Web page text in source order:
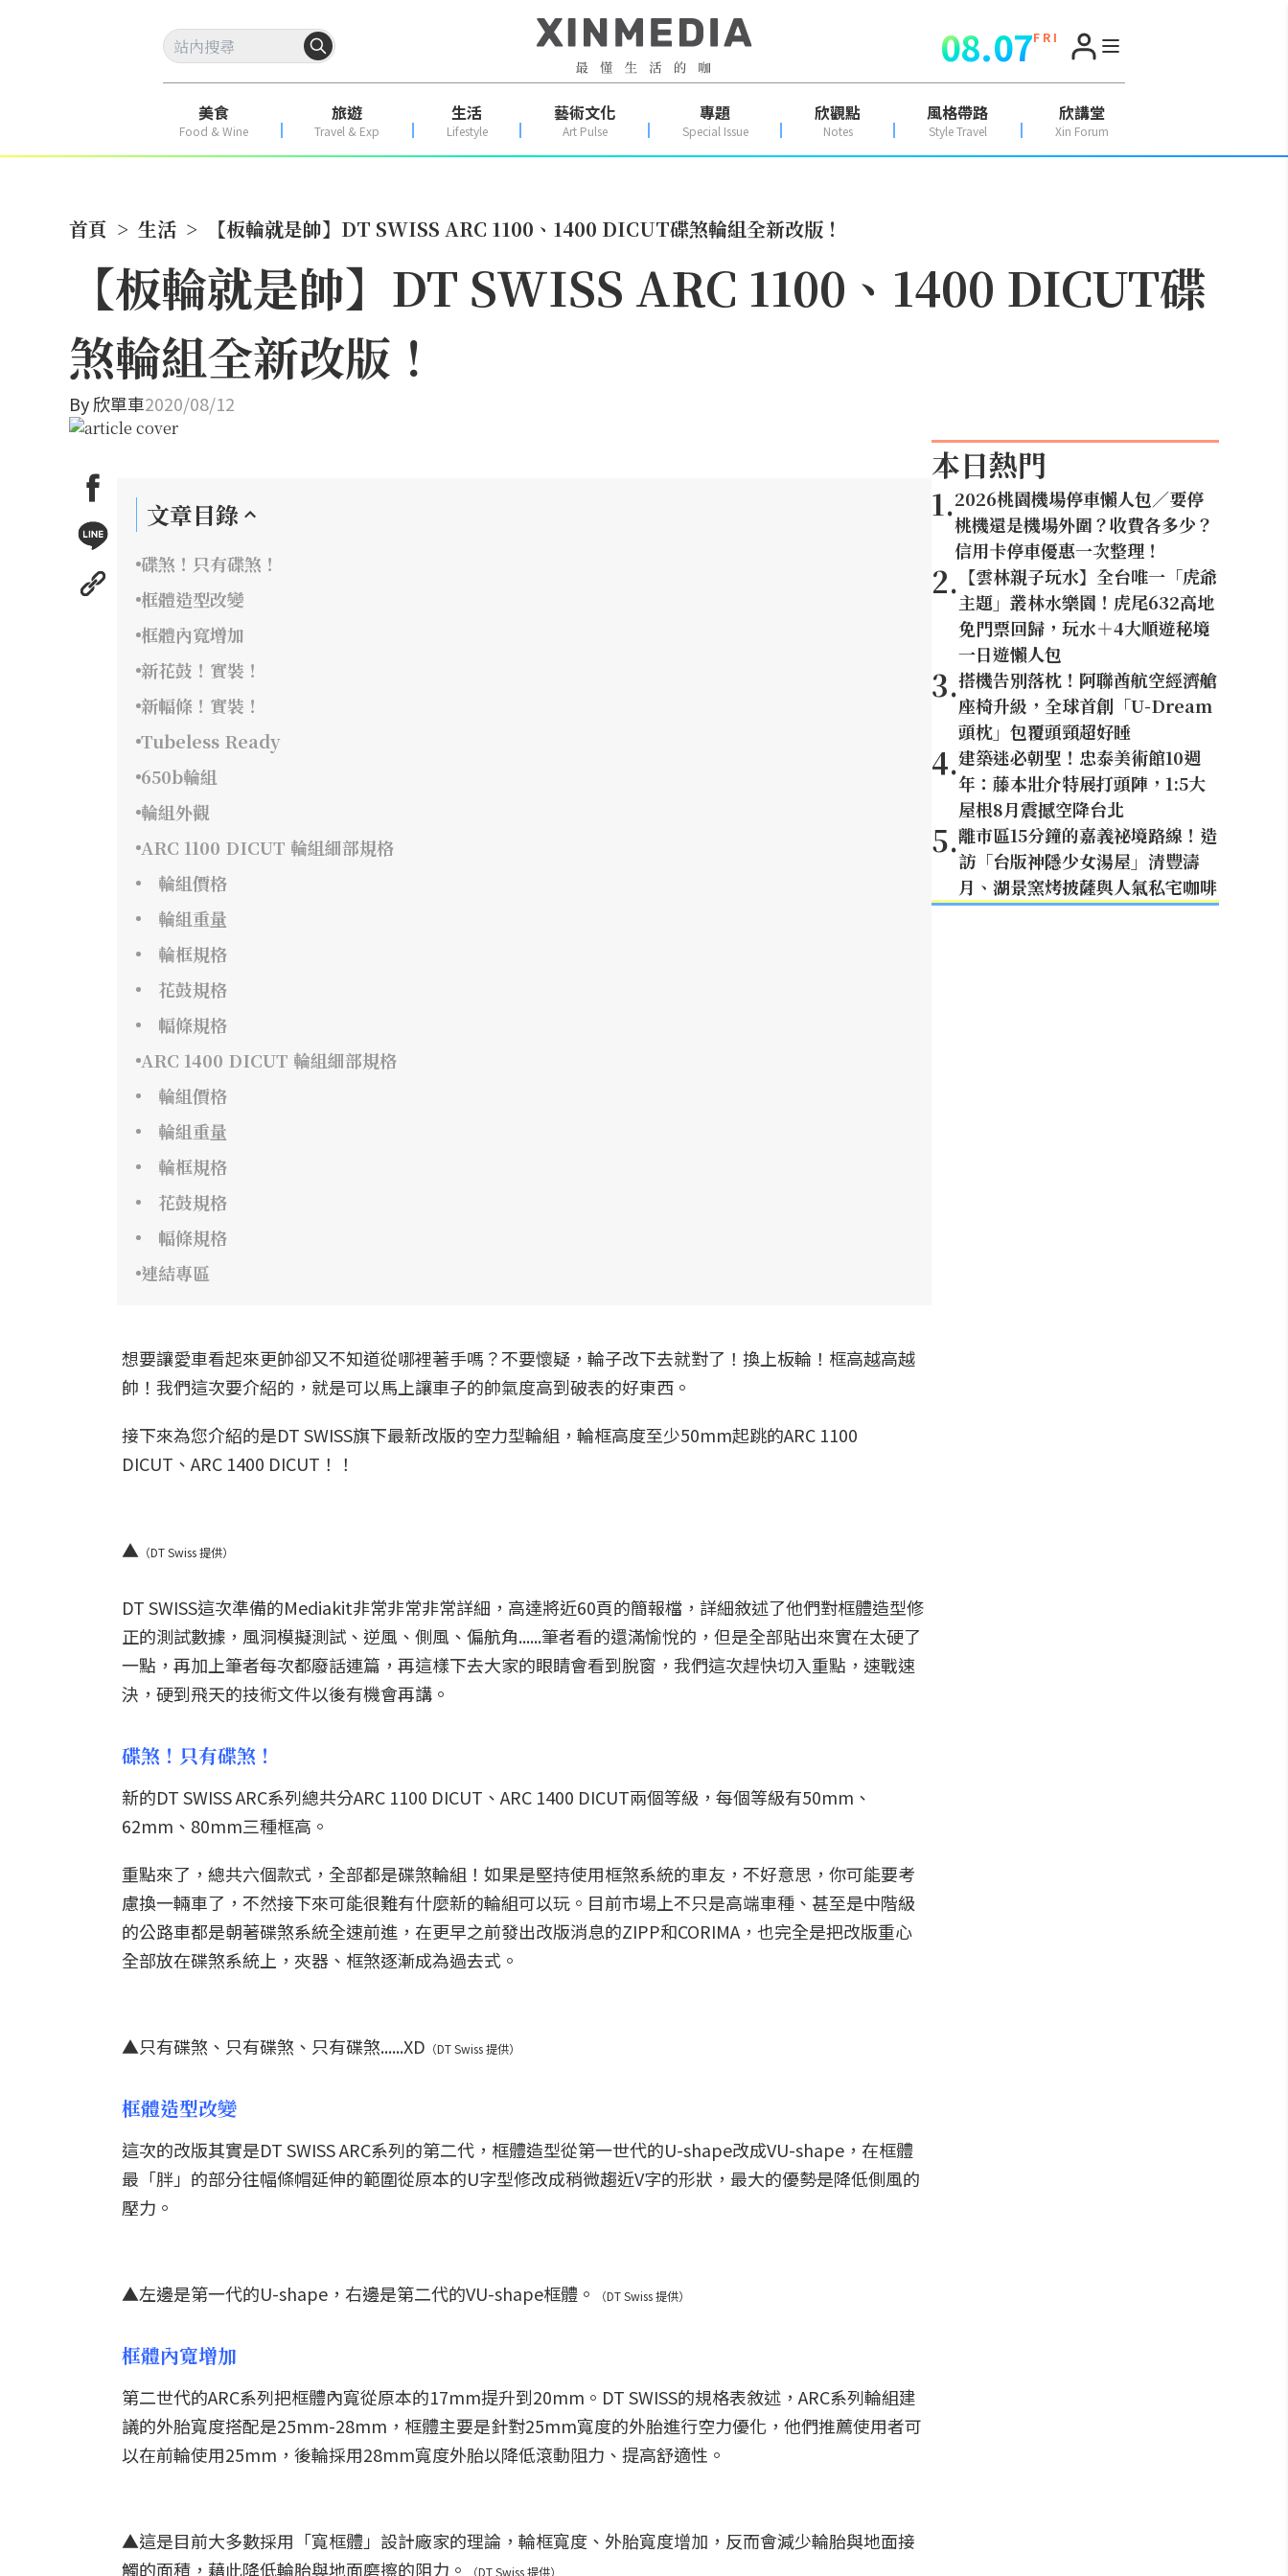
08.07F R I
美食
Food & Wine
旅遊
Travel & Exp
生活
Lifestyle
藝術文化
Art Pulse
專題
Special Issue
欣觀點
Notes
風格帶路
Style Travel
欣講堂
Xin Forum
首頁 > 生活 > 【板輪就是帥】DT SWISS ARC 1100、1400 DICUT碟煞輪組全新改版！
【板輪就是帥】DT SWISS ARC 1100、1400 DICUT碟
煞輪組全新改版！
By欣單車2020/08/12
文章目錄
碟煞！只有碟煞！
框體造型改變
框體內寬增加
新花鼓！實裝！
新幅條！實裝！
Tubeless Ready
650b輪組
輪組外觀
ARC 1100 DICUT 輪組細部規格
輪組價格
輪組重量
輪框規格
花鼓規格
幅條規格
ARC 1400 DICUT 輪組細部規格
輪組價格
輪組重量
輪框規格
花鼓規格
幅條規格
連結專區
想要讓愛車看起來更帥卻又不知道從哪裡著手嗎？不要懷疑，輪子改下去就對了！換上板輪！框高越高越
帥！我們這次要介紹的，就是可以馬上讓車子的帥氣度高到破表的好東西。
接下來為您介紹的是DT SWISS旗下最新改版的空力型輪組，輪框高度至少50mm起跳的ARC 1100
DICUT、ARC 1400 DICUT！！
▲ （DT Swiss 提供）
DT SWISS這次準備的Mediakit非常非常非常詳細，高達將近60頁的簡報檔，詳細敘述了他們對框體造型修
正的測試數據，風洞模擬測試、逆風、側風、偏航角......筆者看的還滿愉悅的，但是全部貼出來實在太硬了
一點，再加上筆者每次都廢話連篇，再這樣下去大家的眼睛會看到脫窗，我們這次趕快切入重點，速戰速
決，硬到飛天的技術文件以後有機會再講。
碟煞！只有碟煞！
新的DT SWISS ARC系列總共分ARC 1100 DICUT、ARC 1400 DICUT兩個等級，每個等級有50mm、
62mm、80mm三種框高。
重點來了，總共六個款式，全部都是碟煞輪組！如果是堅持使用框煞系統的車友，不好意思，你可能要考
慮換一輛車了，不然接下來可能很難有什麼新的輪組可以玩。目前市場上不只是高端車種、甚至是中階級
的公路車都是朝著碟煞系統全速前進，在更早之前發出改版消息的ZIPP和CORIMA，也完全是把改版重心
全部放在碟煞系統上，夾器、框煞逐漸成為過去式。
▲只有碟煞、只有碟煞、只有碟煞......XD （DT Swiss 提供）
框體造型改變
這次的改版其實是DT SWISS ARC系列的第二代，框體造型從第一世代的U-shape改成VU-shape，在框體
最「胖」的部分往幅條帽延伸的範圍從原本的U字型修改成稍微趨近V字的形狀，最大的優勢是降低側風的
壓力。
▲左邊是第一代的U-shape，右邊是第二代的VU-shape框體。 （DT Swiss 提供）
框體內寬增加
第二世代的ARC系列把框體內寬從原本的17mm提升到20mm。DT SWISS的規格表敘述，ARC系列輪組建
議的外胎寬度搭配是25mm-28mm，框體主要是針對25mm寬度的外胎進行空力優化，他們推薦使用者可
以在前輪使用25mm，後輪採用28mm寬度外胎以降低滾動阻力、提高舒適性。
▲這是目前大多數採用「寬框體」設計廠家的理論，輪框寬度、外胎寬度增加，反而會減少輪胎與地面接
觸的面積，藉此降低輪胎與地面磨擦的阻力。
（DT Swiss 提供）
本日熱門
1.2026桃園機場停車懶人包／要停
桃機還是機場外圍？收費各多少？
信用卡停車優惠一次整理！
2. 【雲林親子玩水】全台唯一「虎爺
主題」叢林水樂園！虎尾632高地
免門票回歸，玩水＋4大順遊秘境
一日遊懶人包
3.搭機告別落枕！阿聯酋航空經濟艙
座椅升級，全球首創「U-Dream
頭枕」包覆頭頸超好睡
4.建築迷必朝聖！忠泰美術館10週
年：藤本壯介特展打頭陣，1:5大
屋根8月震撼空降台北
5.離市區15分鐘的嘉義祕境路線！造
訪「台版神隱少女湯屋」清豐濤
月、湖景窯烤披薩與人氣私宅咖啡